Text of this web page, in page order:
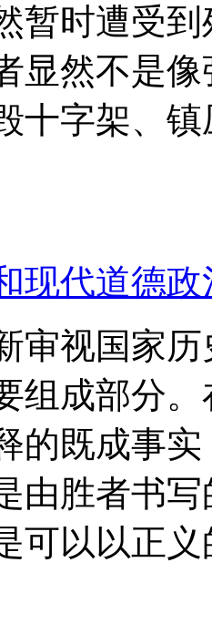
暂时遭受
显然不是
十字架、
现代道德政
审视国家
组成部分
的既成事
由胜者书
可以以正